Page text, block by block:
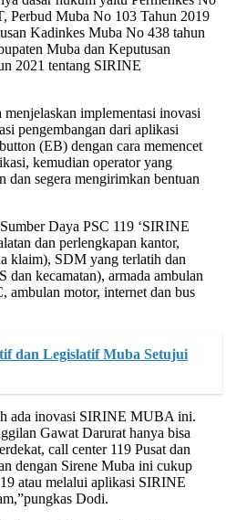
Perbud Muba No 103 Tahun 2019
Kadinkes Muba No 438 tahun
Muba dan Keputusan
2021 tentang SIRINE
implementasi inovasi
pengembangan dari aplikasi
(EB) dengan cara memencet
kemudian operator yang
dan segera mengirimkan bentuan
Daya PSC 119 ‘SIRINE
dan perlengkapan kantor,
klaim), SDM yang terlatih dan
dan kecamatan), armada ambulan
ambulan motor, internet dan bus
dan Legislatif Muba Setujui
ada inovasi SIRINE MUBA ini.
Gawat Darurat hanya bisa
call center 119 Pusat dan
dengan Sirene Muba ini cukup
atau melalui aplikasi SIRINE
Dodi.